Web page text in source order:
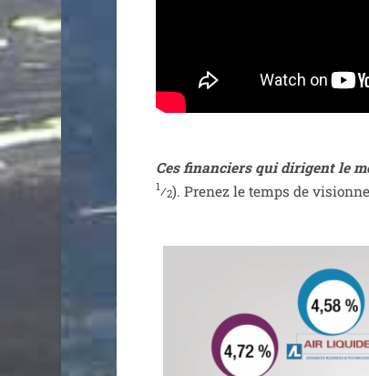
Ces finan­ciers qui dirigent le
1⁄2). Prenez le temps de